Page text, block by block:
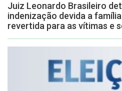
Juiz Leonardo Brasileiro
indenização devida a
revertida para as vítimas e